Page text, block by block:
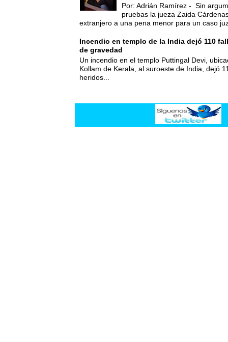
Por: Adrián Ramírez - Sin
pruebas la jueza Zaida
extranjero a una pena menor para un caso
Incendio en templo de la India dejó 110
de gravedad
Un incendio en el templo Puttingal Devi,
Kollam de Kerala, al suroeste de India, dejó
heridos...